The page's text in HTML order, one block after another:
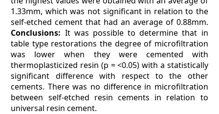
1.33mm, which was not significant in relation to the
self-etched cement that had an average of 0.88mm.
Conclusions: It was possible to determine that in
table type restorations the degree of microfiltration
was lower when they were cemented with
thermoplasticized resin (p = <0.05) with a statistically
significant difference with respect to the other
cements. There was no difference in microfiltration
between self-etched resin cements in relation to
universal resin cement.